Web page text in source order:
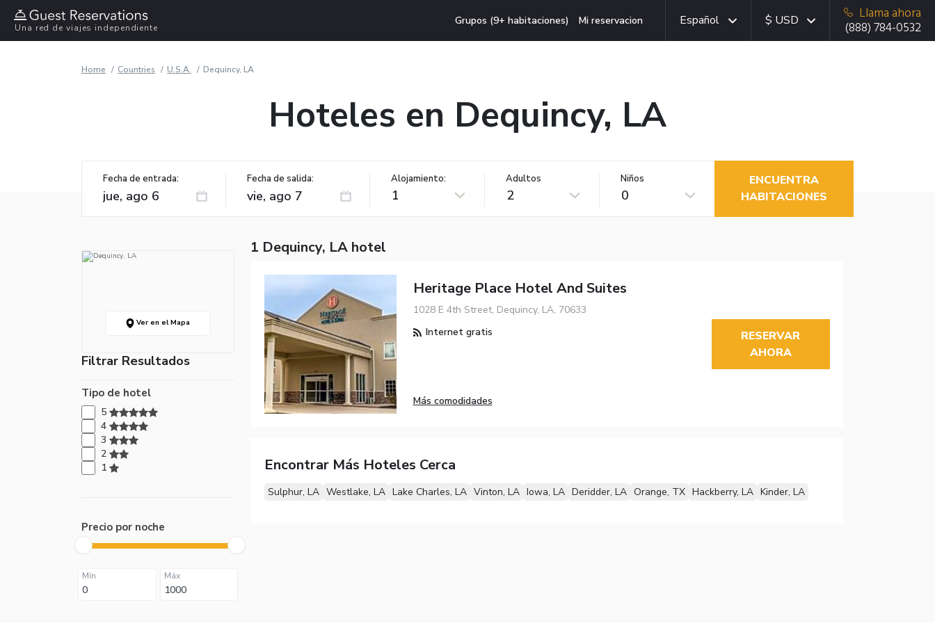
Una red de viajes independiente
Grupos (9+ habitaciones) Mi reservacion Español $ USD
Llama ahora
(888) 784-0532
Home Countries U.S.A. Dequincy, LA
Hoteles en Dequincy, LA
Fecha de entrada: Fecha de salida: Alojamiento:
1
Adultos
2
Niños
0
ENCUENTRA
HABITACIONES
Ver en el Mapa
Filtrar Resultados
Tipo de hotel
5
4
3
2
1
Precio por noche
Mín Máx
1 Dequincy, LA hotel
Heritage Place Hotel And Suites
1028 E 4th Street, Dequincy, LA, 70633
Internet gratis
Más comodidades
RESERVAR
AHORA
Encontrar Más Hoteles Cerca
Sulphur, LA Westlake, LA Lake Charles, LA Vinton, LA Iowa, LA Deridder, LA Orange, TX Hackberry, LA Kinder, LA